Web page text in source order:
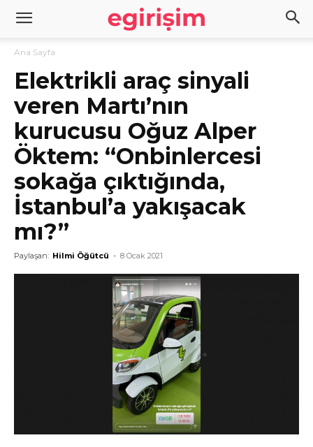
Ana Sayfa
Elektrikli araç sinyali
veren Martı’nın
kurucusu Oğuz Alper
Öktem: “Onbinlercesi
sokağa çıktığında,
İstanbul’a yakışacak
mı?”
Paylaşan: Hilmi Öğütcü - 8 Ocak 2021